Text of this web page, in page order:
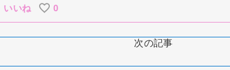
いいね 0
次の記事